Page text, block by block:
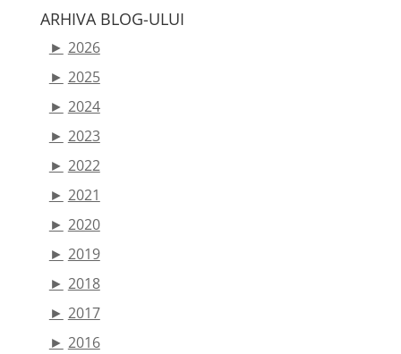
ARHIVA BLOG-ULUI
► 2026
► 2025
► 2024
► 2023
► 2022
► 2021
► 2020
► 2019
► 2018
► 2017
► 2016